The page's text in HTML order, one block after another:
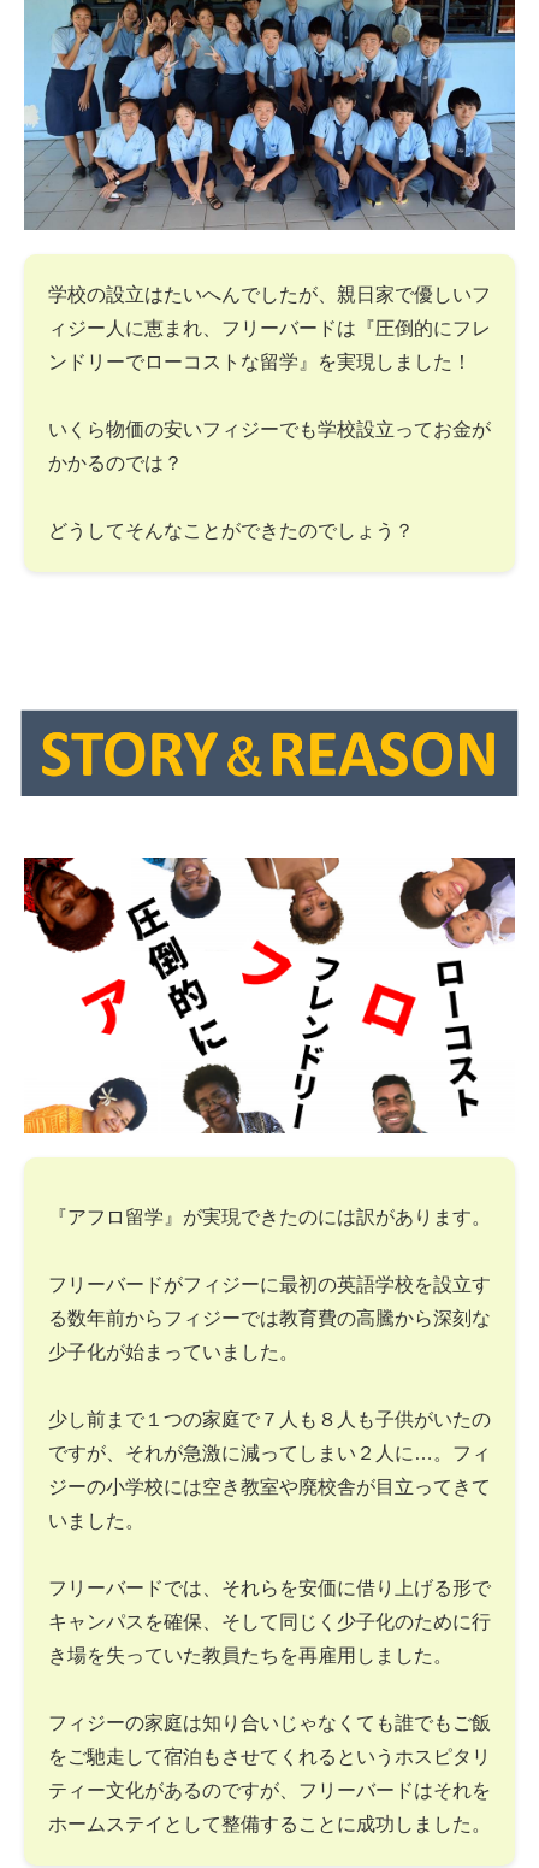
学校の設立はたいへんでしたが、親日家で優しいフ
ィジー人に恵まれ、フリーバードは『圧倒的にフレ
ンドリーでローコストな留学』を実現しました！
いくら物価の安いフィジーでも学校設立ってお金が
かかるのでは？
どうしてそんなことができたのでしょう？
『アフロ留学』が実現できたのには訳があります。
フリーバードがフィジーに最初の英語学校を設立す
る数年前からフィジーでは教育費の高騰から深刻な
少子化が始まっていました。
少し前まで１つの家庭で７人も８人も子供がいたの
ですが、それが急激に減ってしまい２人に…。フィ
ジーの小学校には空き教室や廃校舎が目立ってきて
いました。
フリーバードでは、それらを安価に借り上げる形で
キャンパスを確保、そして同じく少子化のために行
き場を失っていた教員たちを再雇用しました。
フィジーの家庭は知り合いじゃなくても誰でもご飯
をご馳走して宿泊もさせてくれるというホスピタリ
ティー文化があるのですが、フリーバードはそれを
ホームステイとして整備することに成功しました。